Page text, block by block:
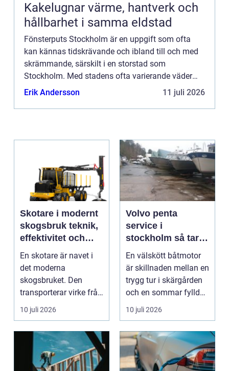
Kakelugnar värme, hantverk och
hållbarhet i samma eldstad
Fönsterputs Stockholm är en uppgift som ofta
kan kännas tidskrävande och ibland till och med
skrämmande, särskilt i en storstad som
Stockholm. Med stadens ofta varierande väder
och ibland svårtillgängliga...
Erik Andersson 11 juli 2026
Skotare i modernt
skogsbruk teknik,
effektivitet och
hållbarhet
En skotare är navet i
det moderna
skogsbruket. Den
transporterar virke från
avverkningsplatsen till
10 juli 2026
Volvo penta
service i
stockholm så tar
du hand om din
båtmotor på rätt
sätt
En välskött båtmotor
är skillnaden mellan en
trygg tur i skärgården
och en sommar fylld
av ofrivilli...
10 juli 2026